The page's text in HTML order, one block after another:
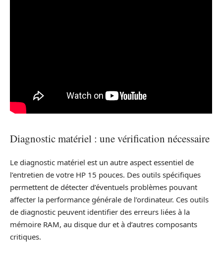
Diagnostic matériel : une vérification nécessaire
Le diagnostic matériel est un autre aspect essentiel de
l’entretien de votre HP 15 pouces. Des outils spécifiques
permettent de détecter d’éventuels problèmes pouvant
affecter la performance générale de l’ordinateur. Ces outils
de diagnostic peuvent identifier des erreurs liées à la
mémoire RAM, au disque dur et à d’autres composants
critiques.